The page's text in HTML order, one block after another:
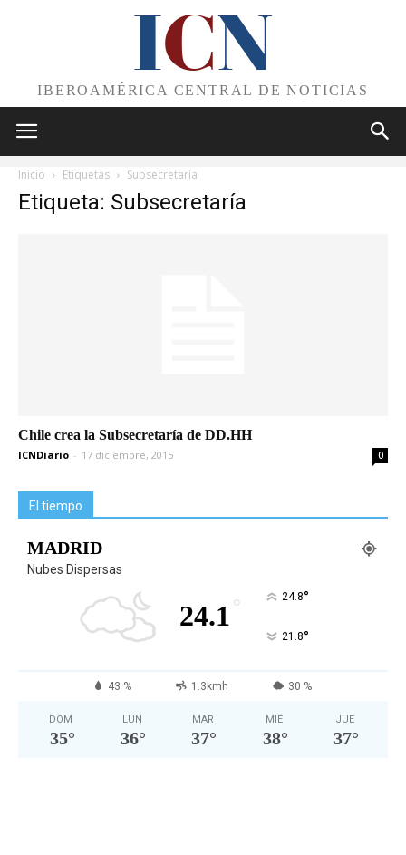
ICN
IBEROAMÉRICA CENTRAL DE NOTICIAS
Inicio Etiquetas Subsecretaría
Etiqueta: Subsecretaría
Chile crea la Subsecretaría de DD.HH
ICNDiario - 17 diciembre, 2015 0
El tiempo
MADRID
Nubes Dispersas
24.1 ° 24.8°
21.8°
43 % 1.3kmh 30 %
DOM
35°
LUN
36°
MAR
37°
MIÉ
38°
JUE
37°